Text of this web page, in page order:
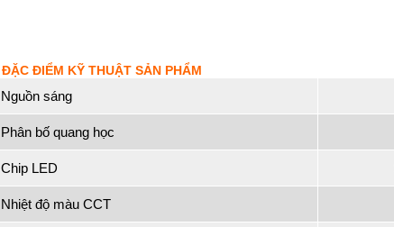
ĐẶC ĐIỂM KỸ THUẬT SẢN PHẨM
Nguồn sáng
Phân bố quang học
Chip LED
Nhiệt độ màu CCT